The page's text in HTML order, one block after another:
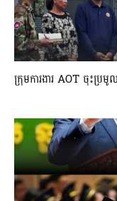
ក្រុមការងារ AOT ចុះប្រ